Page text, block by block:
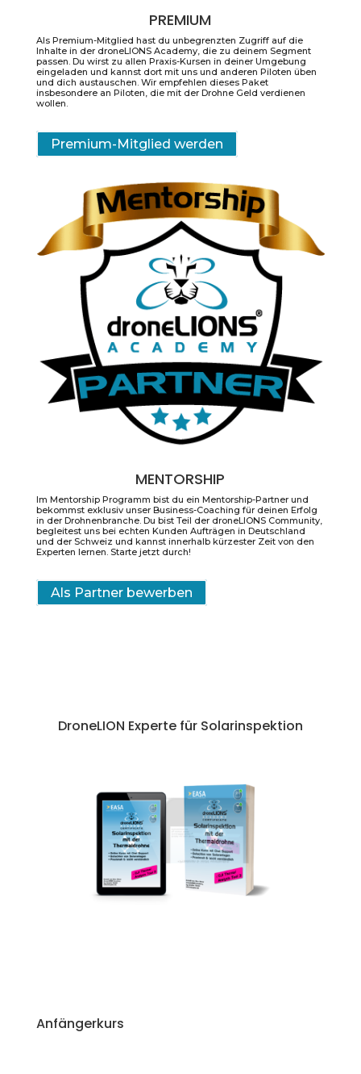
PREMIUM
Als Premium-Mitglied hast du unbegrenzten Zugriff auf die
Inhalte in der droneLIONS Academy, die zu deinem Segment
passen. Du wirst zu allen Praxis-Kursen in deiner Umgebung
eingeladen und kannst dort mit uns und anderen Piloten üben
und dich austauschen. Wir empfehlen dieses Paket
insbesondere an Piloten, die mit der Drohne Geld verdienen
wollen.
Premium-Mitglied werden
MENTORSHIP
Im Mentorship Programm bist du ein Mentorship-Partner und
bekommst exklusiv unser Business-Coaching für deinen Erfolg
in der Drohnenbranche. Du bist Teil der droneLIONS Community,
begleitest uns bei echten Kunden Aufträgen in Deutschland
und der Schweiz und kannst innerhalb kürzester Zeit von den
Experten lernen. Starte jetzt durch!
Als Partner bewerben
DroneLION Experte für Solarinspektion
Anfängerkurs